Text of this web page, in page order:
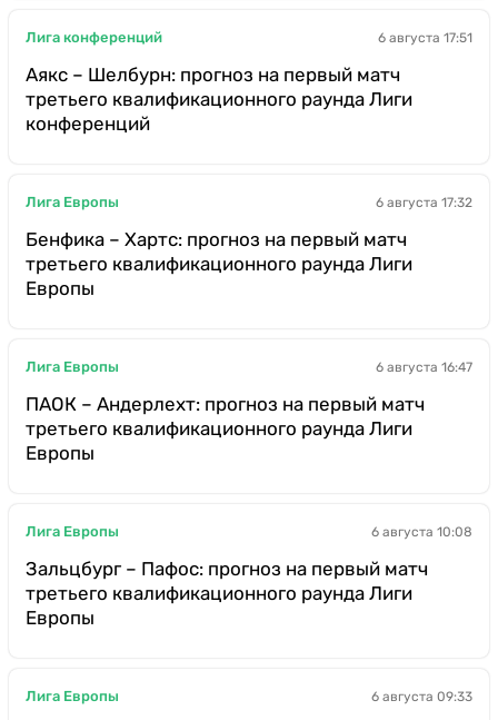
Лига конференций 6 августа 17:51
Аякс – Шелбурн: прогноз на первый матч
третьего квалификационного раунда Лиги
конференций
Лига Европы 6 августа 17:32
Бенфика – Хартс: прогноз на первый матч
третьего квалификационного раунда Лиги
Европы
Лига Европы 6 августа 16:47
ПАОК – Андерлехт: прогноз на первый матч
третьего квалификационного раунда Лиги
Европы
Лига Европы 6 августа 10:08
Зальцбург – Пафос: прогноз на первый матч
третьего квалификационного раунда Лиги
Европы
Лига Европы 6 августа 09:33